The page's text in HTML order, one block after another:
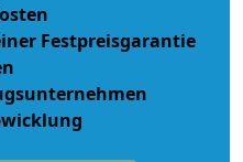
Festpreisgarantie